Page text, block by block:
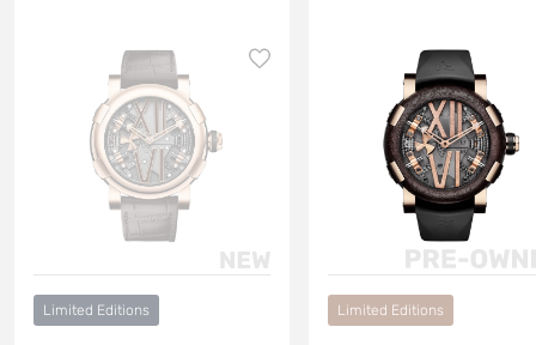
Limited Editions Limited Editions